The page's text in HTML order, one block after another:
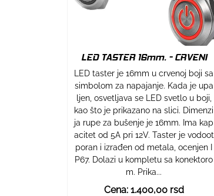
LED TASTER 16mm. - CRVENI
LED taster je 16mm u crvenoj boji sa
simbolom za napajanje. Kada je upa
ljen, osvetljava se LED svetlo u boji,
kao što je prikazano na slici. Dimenzi
ja rupe za bušenje je 16mm. Ima kap
acitet od 5A pri 12V. Taster je vodoot
poran i izrađen od metala, ocenjen I
P67. Dolazi u kompletu sa konektoro
m. Prika...
Cena: 1.400,00 rsd